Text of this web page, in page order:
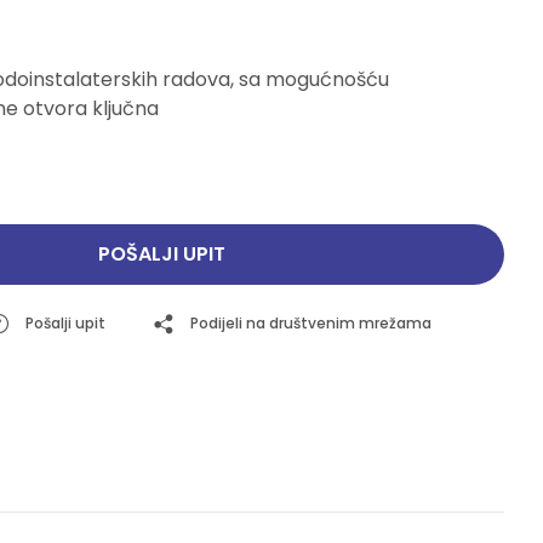
radova, sa mogućnošću
otvora ključna
POŠALJI UPIT
Pošalji upit Podijeli na društvenim mrežama